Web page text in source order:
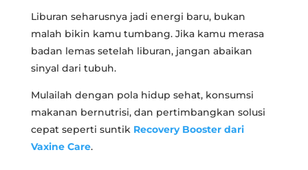
Liburan seharusnya jadi energi baru, bukan
malah bikin kamu tumbang. Jika kamu merasa
badan lemas setelah liburan, jangan abaikan
sinyal dari tubuh.
Mulailah dengan pola hidup sehat, konsumsi
makanan bernutrisi, dan pertimbangkan solusi
cepat seperti suntik Recovery Booster dari
Vaxine Care.